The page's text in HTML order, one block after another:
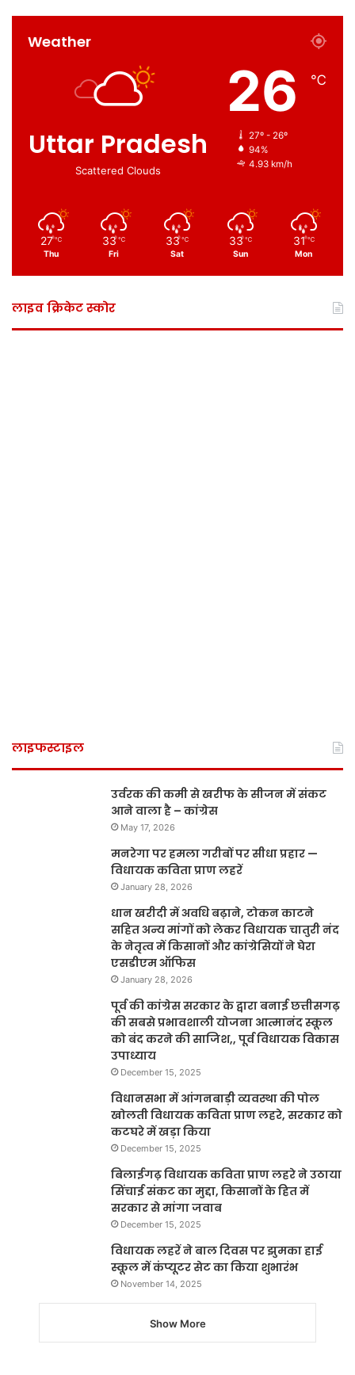
Weather
Uttar Pradesh
Scattered Clouds
26 ℃
27º - 26º
94%
4.93 km/h
27 ℃
Thu
33 ℃
Fri
33 ℃
Sat
33 ℃
Sun
31 ℃
Mon
लाइव क्रिकेट स्कोर
लाइफस्टाइल
उर्वरक की कमी से खरीफ के सीजन में संकट
आने वाला है – कांग्रेस
May 17, 2026
मनरेगा पर हमला गरीबों पर सीधा प्रहार —
विधायक कविता प्राण लहरें
January 28, 2026
धान खरीदी में अवधि बढ़ाने, टोकन काटने
सहित अन्य मांगों को लेकर विधायक चातुरी नंद
के नेतृत्व में किसानों और कांग्रेसियों ने घेरा
एसडीएम ऑफिस
January 28, 2026
पूर्व की कांग्रेस सरकार के द्वारा बनाई छत्तीसगढ़
की सबसे प्रभावशाली योजना आत्मानंद स्कूल
को बंद करने की साजिश,, पूर्व विधायक विकास
उपाध्याय
December 15, 2025
विधानसभा में आंगनबाड़ी व्यवस्था की पोल
खोलती विधायक कविता प्राण लहरे, सरकार को
कटघरे में खड़ा किया
December 15, 2025
बिलाईगढ़ विधायक कविता प्राण लहरे ने उठाया
सिंचाई संकट का मुद्दा, किसानों के हित में
सरकार से मांगा जवाब
December 15, 2025
विधायक लहरें ने बाल दिवस पर झुमका हाई
स्कूल में कंप्यूटर सेट का किया शुभारंभ
November 14, 2025
Show More